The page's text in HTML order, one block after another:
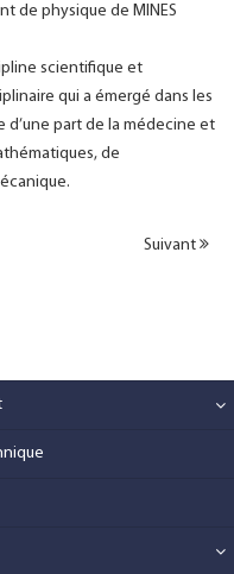
de physique de MINES
scientifique et
qui a émergé dans les
part de la médecine et
de
Suivant